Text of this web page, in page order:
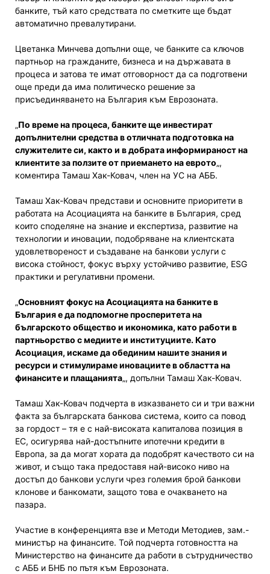
банките, тъй като средствата по сметките ще бъдат
автоматично превалутирани.
Цветанка Минчева допълни още, че банките са ключов
партньор на гражданите, бизнеса и на държавата в
процеса и затова те имат отговорност да са подготвени
още преди да има политическо решение за
присъединяването на България към Еврозоната.
„По време на процеса, банките ще инвестират
допълнителни средства в отличната подготовка на
служителите си, както и в добрата информираност на
клиентите за ползите от приемането на еврото„,
коментира Тамаш Хак-Ковач, член на УС на АББ.
Тамаш Хак-Ковач представи и основните приоритети в
работата на Асоциацията на банките в България, сред
които споделяне на знание и експертиза, развитие на
технологии и иновации, подобряване на клиентската
удовлетвореност и създаване на банкови услуги с
висока стойност, фокус върху устойчиво развитие, ESG
практики и регулативни промени.
„Основният фокус на Асоциацията на банките в
България е да подпомогне просперитета на
българското общество и икономика, като работи в
партньорство с медиите и институциите. Като
Асоциация, искаме да обединим нашите знания и
ресурси и стимулираме иновациите в областта на
финансите и плащанията„, допълни Тамаш Хак-Ковач.
Тамаш Хак-Ковач подчерта в изказването си и три важни
факта за българската банкова система, които са повод
за гордост – тя е с най-високата капиталова позиция в
ЕС, осигурява най-достъпните ипотечни кредити в
Европа, за да могат хората да подобрят качеството си на
живот, и също така предоставя най-високо ниво на
достъп до банкови услуги чрез големия брой банкови
клонове и банкомати, защото това е очакването на
пазара.
Участие в конференцията взе и Методи Методиев, зам.-
министър на финансите. Той подчерта готовността на
Министерство на финансите да работи в сътрудничество
с АББ и БНБ по пътя към Еврозоната.